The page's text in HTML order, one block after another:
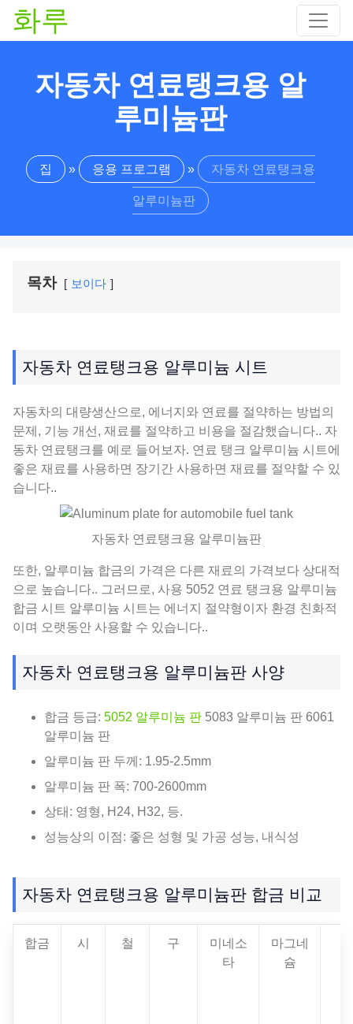
화루
자동차 연료탱크용 알
루미늄판
집 » 응용 프로그램 » 자동차 연료탱크용
알루미늄판
목차 보이다
자동차 연료탱크용 알루미늄 시트
자동차의 대량생산으로, 에너지와 연료를 절약하는 방법의
문제, 기능 개선, 재료를 절약하고 비용을 절감했습니다.. 자
동차 연료탱크를 예로 들어보자. 연료 탱크 알루미늄 시트에
좋은 재료를 사용하면 장기간 사용하면 재료를 절약할 수 있
습니다..
자동차 연료탱크용 알루미늄판
또한, 알루미늄 합금의 가격은 다른 재료의 가격보다 상대적
으로 높습니다.. 그러므로, 사용 5052 연료 탱크용 알루미늄
합금 시트 알루미늄 시트는 에너지 절약형이자 환경 친화적
이며 오랫동안 사용할 수 있습니다..
자동차 연료탱크용 알루미늄판 사양
합금 등급: 5052 알루미늄 판 5083 알루미늄 판 6061
알루미늄 판
알루미늄 판 두께: 1.95-2.5mm
알루미늄 판 폭: 700-2600mm
상태: 영형, H24, H32, 등.
성능상의 이점: 좋은 성형 및 가공 성능, 내식성
자동차 연료탱크용 알루미늄판 합금 비교
합금 시 철 구
미네소
타
마그네
슘